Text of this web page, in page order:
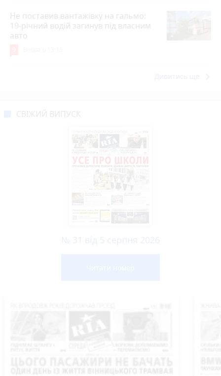
Не поставив вантажівку на гальмо:
19-річний водій загинув під власним
авто